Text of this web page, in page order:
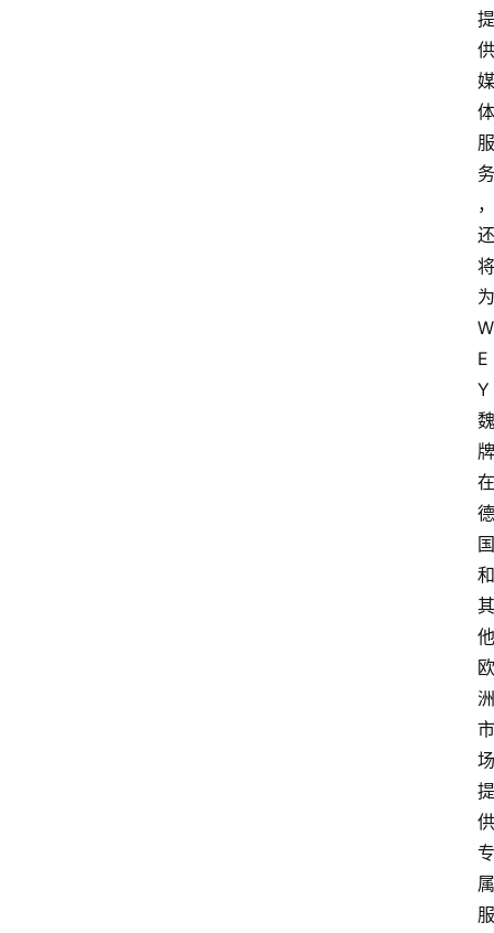
提
供
媒
体
服
务
，
还
将
为
W
E
Y
魏
牌
在
德
国
和
其
他
欧
洲
市
场
提
供
专
属
服